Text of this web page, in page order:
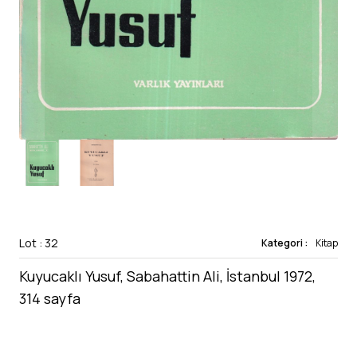
Lot : 32 Kategori : Kitap
Kuyucaklı Yusuf, Sabahattin Ali, İstanbul 1972,
314 sayfa